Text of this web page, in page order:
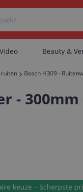
Beauty &
Bosch H309 -
-
keuze – Scherpste